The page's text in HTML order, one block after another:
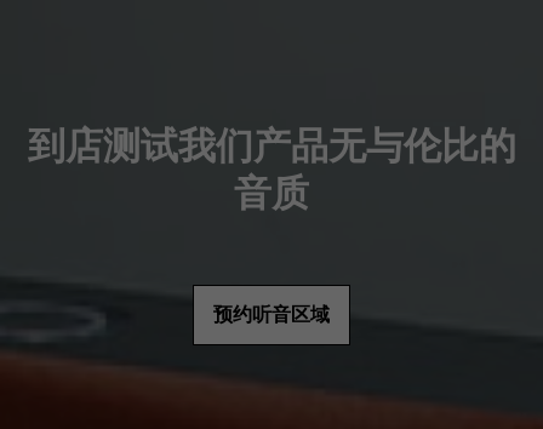
到店测试我们产品无与伦比的
音质
预约听音区域